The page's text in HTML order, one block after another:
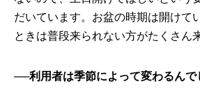
だいています。お盆の時期は開けて
ときは普段来られない方がたくさん
──利用者は季節によって変わるんで